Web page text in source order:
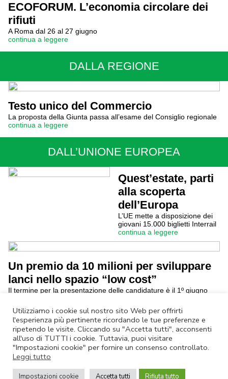
Utilizziamo i cookie sul nostro sito Web per offrirti
l'esperienza più pertinente ricordando le tue preferenze e
ripetendo le visite. Cliccando su "Accetta tutti", acconsenti
all'uso di TUTTI i cookie. Tuttavia, puoi visitare
"Impostazioni cookie" per fornire un consenso controllato.
Leggi tutto
Impostazioni cookie Accetta tutti Rifiuta tutto
ECOFORUM. L’economia circolare dei
rifiuti
A Roma dal 26 al 27 giugno
continua a leggere
DALLA REGIONE
Testo unico del Commercio
La proposta della Giunta passa all’esame del Consiglio regionale
continua a leggere
DALL’UNIONE EUROPEA
Quest’estate, parti
alla scoperta
dell’Europa
L’UE mette a disposizione dei
giovani 15.000 biglietti Interrail
continua a leggere
Un premio da 10 milioni per sviluppare
lanci nello spazio “low cost”
Il termine per la presentazione delle candidature è il 1º giugno
continua a leggere
Annulla Iscrizione| Privacy Policy
Non rispondere a questa email.Contatta Lazio Innova
© Lazio Innova SpA – Via dell’Amba Aradam, 9 – 00184 Roma – Tel.
06.60.51.60 – P.IVA 05950941004